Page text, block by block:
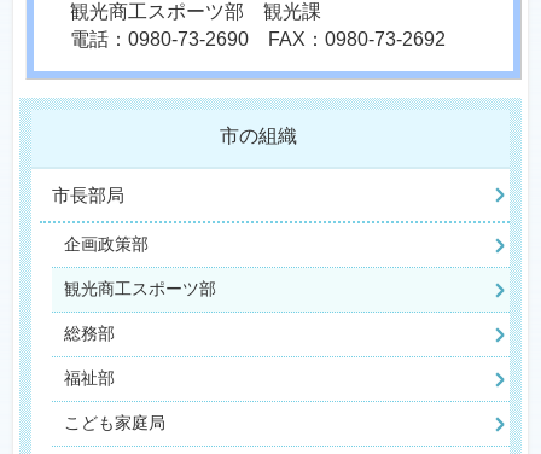
観光商工スポーツ部 観光課
電話：0980-73-2690 FAX：0980-73-2692
市の組織
市長部局
企画政策部
観光商工スポーツ部
総務部
福祉部
こども家庭局